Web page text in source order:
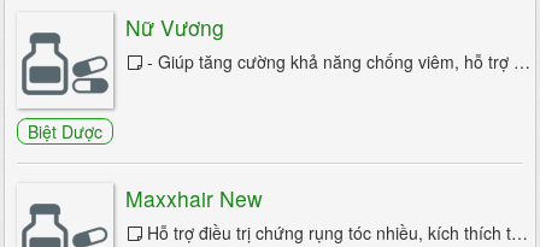
Loạn dưỡng cơ
Loạn trương lực cơ
Múa giật
Mộng du
Biệt Dược
Nữ Vương
- Giúp tăng cường khả năng chống viêm, hỗ trợ các liệu pháp điều trị các chứng viêm phần phụ ở phụ nữ: viêm cổ tử cung, viêm đường ...
Maxxhair New
Hỗ trợ điều trị chứng rụng tóc nhiều, kích thích tóc mọc nhanh, chắc khỏe, đào thải các chất độc xâm nhập vào cơ thể do nhuộm, uốn, ...